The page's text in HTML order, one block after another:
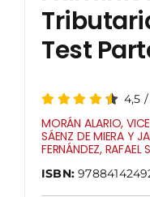
NOSOTROS
Test
4,5
MORÁN ALARIO,
SÁENZ DE MIERA Y
FERNÁNDEZ, RAFAEL
ISBN: